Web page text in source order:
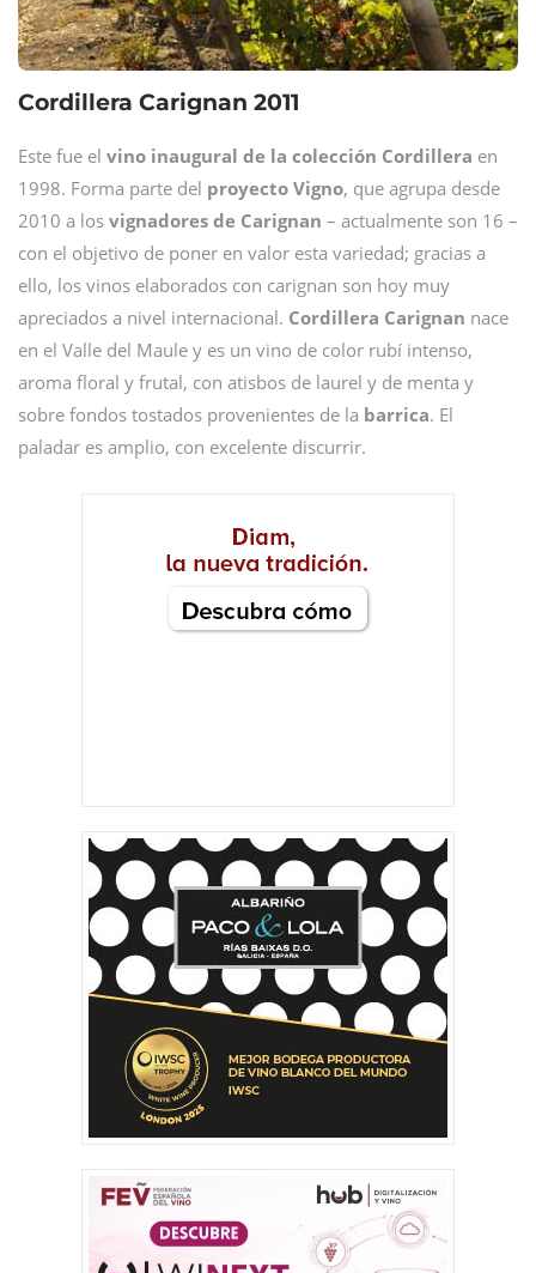
Cordillera Carignan 2011
Este fue el vino inaugural de la colección Cordillera en
1998. Forma parte del proyecto Vigno, que agrupa desde
2010 a los vignadores de Carignan – actualmente son 16 –
con el objetivo de poner en valor esta variedad; gracias a
ello, los vinos elaborados con carignan son hoy muy
apreciados a nivel internacional. Cordillera Carignan nace
en el Valle del Maule y es un vino de color rubí intenso,
aroma floral y frutal, con atisbos de laurel y de menta y
sobre fondos tostados provenientes de la barrica. El
paladar es amplio, con excelente discurrir.